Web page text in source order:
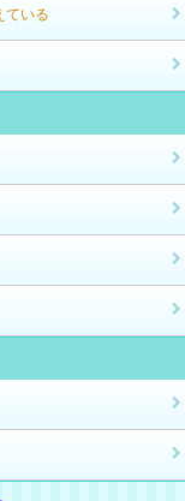
ている